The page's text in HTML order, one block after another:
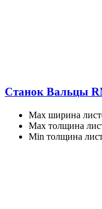
Станок Вальцы
Max ширина
Max толщина
Min толщина